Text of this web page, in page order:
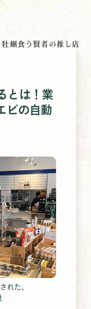
牡蠣食う賢者の推し店
とは！業
ビの自動
れた､